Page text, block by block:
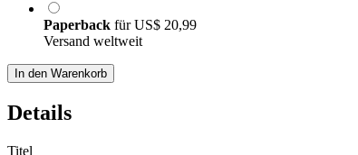
Paperback fürUS$ 20,99
Versand weltweit
In den Warenkorb
Details
Titel